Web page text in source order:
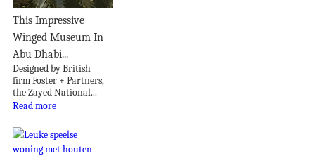
This Impressive
Winged Museum In
Abu Dhabi...
Designed by British
firm Foster + Partners,
the Zayed National...
Read more